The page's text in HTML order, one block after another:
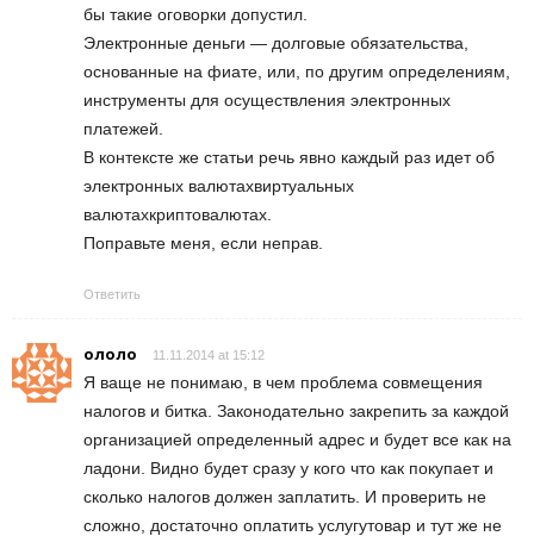
бы такие оговорки допустил.
Электронные деньги — долговые обязательства,
основанные на фиате, или, по другим определениям,
инструменты для осуществления электронных
платежей.
В контексте же статьи речь явно каждый раз идет об
электронных валютахвиртуальных
валютахкриптовалютах.
Поправьте меня, если неправ.
Ответить
ололо 11.11.2014 at 15:12
Я ваще не понимаю, в чем проблема совмещения
налогов и битка. Законодательно закрепить за каждой
организацией определенный адрес и будет все как на
ладони. Видно будет сразу у кого что как покупает и
сколько налогов должен заплатить. И проверить не
сложно, достаточно оплатить услугутовар и тут же не